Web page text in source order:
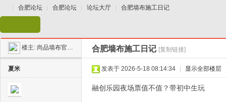
»
合肥论坛
›
合肥论坛 论坛大厅
›
合肥墙布施工日记
楼主: 尚品墙布官方号 合肥墙布施工日记 [复制链接]
夏米 发表于 2026-5-18 08:14:34 显示全部楼层
融创乐园夜场票值不值？带初中生玩